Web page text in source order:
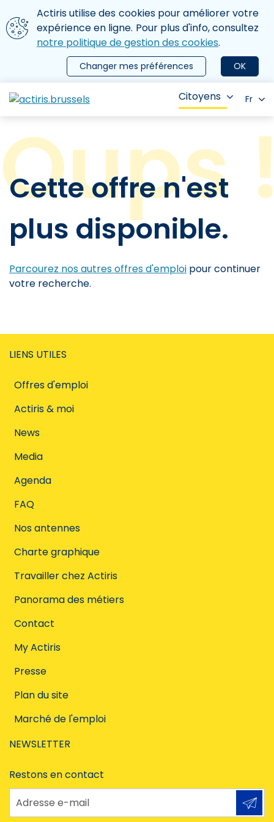
Aller au contenu principal
Nous utilisons des cookies
Actiris utilise des cookies pour améliorer votre
expérience en ligne. Pour plus d'info, consultez
notre politique de gestion des cookies.
OK
Changer mes préférences
le menu
Citoyens Fr
Cette offre n'est
plus disponible.
Parcourez nos autres offres d'emploi pour continuer
votre recherche.
LIENS UTILES
Offres d'emploi
Actiris & moi
News
Media
Agenda
FAQ
Nos antennes
Charte graphique
Travailler chez Actiris
Panorama des métiers
Contact
My Actiris
Presse
Plan du site
Marché de l'emploi
NEWSLETTER
Restons en contact
Adresse e-mail